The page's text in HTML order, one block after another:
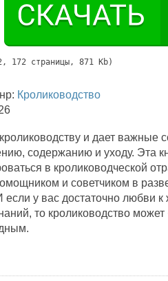
, 172 страницы, 871 Kb)
Кролиководство
и дает важные
содержанию и уходу. Эта
в кролиководческой
и советчиком в
у вас достаточно любви
то кролиководство